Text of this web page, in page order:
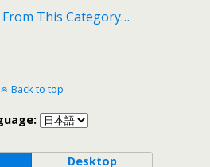
This Category…
Back to top
Desktop